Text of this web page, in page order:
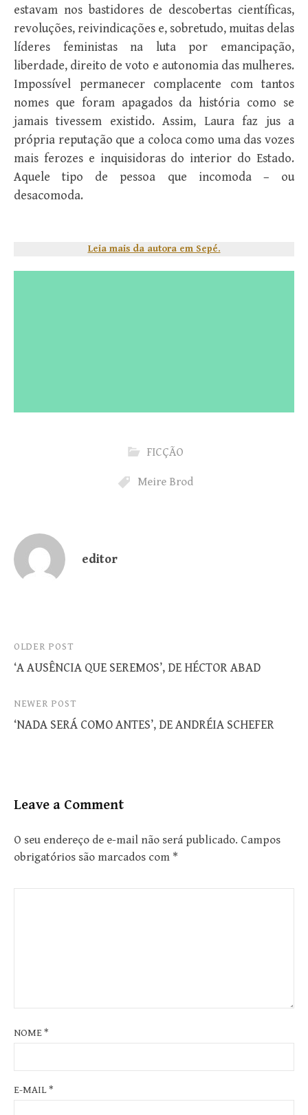
estavam nos bastidores de descobertas científicas,
revoluções, reivindicações e, sobretudo, muitas delas
líderes feministas na luta por emancipação,
liberdade, direito de voto e autonomia das mulheres.
Impossível permanecer complacente com tantos
nomes que foram apagados da história como se
jamais tivessem existido. Assim, Laura faz jus a
própria reputação que a coloca como uma das vozes
mais ferozes e inquisidoras do interior do Estado.
Aquele tipo de pessoa que incomoda – ou
desacomoda.
Leia mais da autora em Sepé.
FICÇÃO
Meire Brod
editor
Post
navigation
OLDER POST
‘A AUSÊNCIA QUE SEREMOS’, DE HÉCTOR ABAD
NEWER POST
‘NADA SERÁ COMO ANTES’, DE ANDRÉIA SCHEFER
Leave a Comment
O seu endereço de e-mail não será publicado. Campos
obrigatórios são marcados com *
NOME*
E-MAIL*